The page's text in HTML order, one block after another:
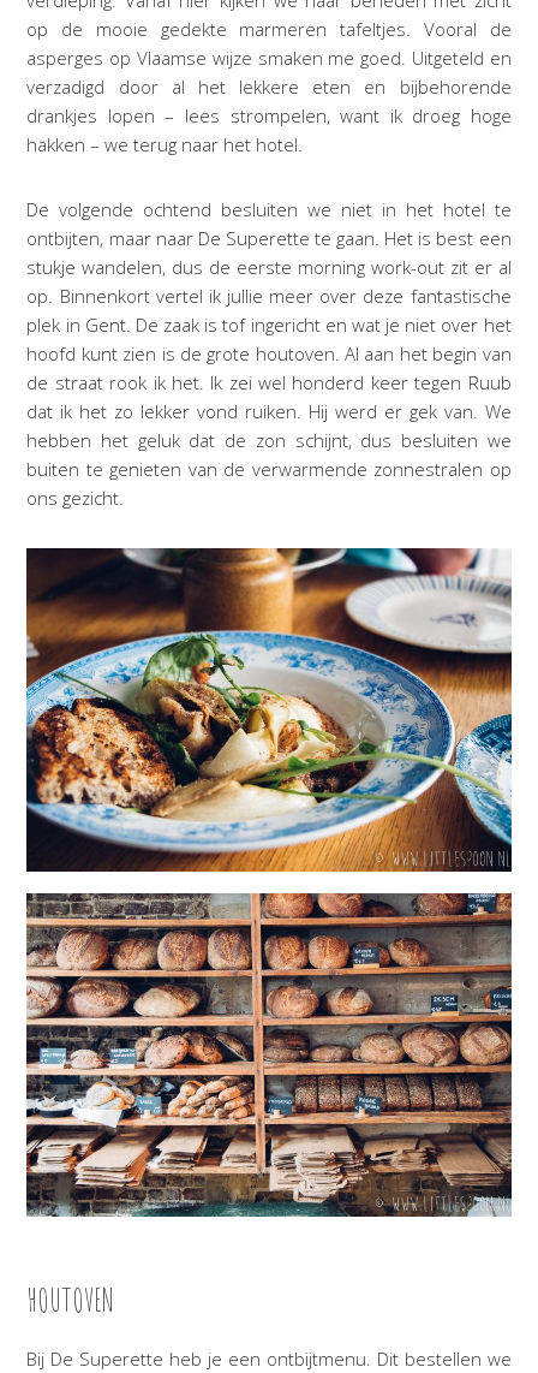
op de mooie gedekte marmeren tafeltjes. Vooral de
asperges op Vlaamse wijze smaken me goed. Uitgeteld en
verzadigd door al het lekkere eten en bijbehorende
drankjes lopen – lees strompelen, want ik droeg hoge
hakken – we terug naar het hotel.
De volgende ochtend besluiten we niet in het hotel te
ontbijten, maar naar De Superette te gaan. Het is best een
stukje wandelen, dus de eerste morning work-out zit er al
op. Binnenkort vertel ik jullie meer over deze fantastische
plek in Gent. De zaak is tof ingericht en wat je niet over het
hoofd kunt zien is de grote houtoven. Al aan het begin van
de straat rook ik het. Ik zei wel honderd keer tegen Ruub
dat ik het zo lekker vond ruiken. Hij werd er gek van. We
hebben het geluk dat de zon schijnt, dus besluiten we
buiten te genieten van de verwarmende zonnestralen op
ons gezicht.
HOUTOVEN
Bij De Superette heb je een ontbijtmenu. Dit bestellen we